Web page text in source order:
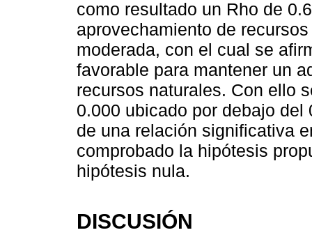
como resultado un Rho de
aprovechamiento de
moderada, con el cual se
favorable para mantener un
recursos naturales. Con ello
0.000 ubicado por debajo
de una relación significativa
comprobado la hipótesis
hipótesis nula.
DISCUSIÓN